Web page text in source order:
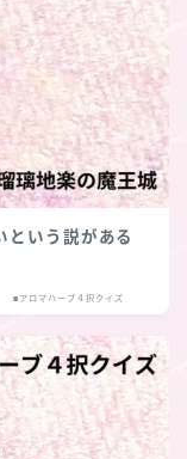
いう説がある
■アロマハーブ４択クイズ